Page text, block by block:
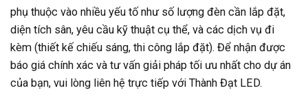
phụ thuộc vào nhiều yếu tố như số lượng đèn cần lắp đặt,
diện tích sân, yêu cầu kỹ thuật cụ thể, và các dịch vụ đi
kèm (thiết kế chiếu sáng, thi công lắp đặt). Để nhận được
báo giá chính xác và tư vấn giải pháp tối ưu nhất cho dự án
của bạn, vui lòng liên hệ trực tiếp với Thành Đạt LED.